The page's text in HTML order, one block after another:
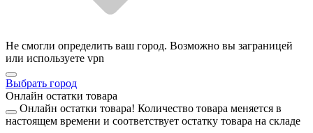
Не смогли определить ваш город. Возможно вы заграницей
или используете vpn
Выбрать город
Онлайн остатки товара
Онлайн остатки товара! Количество товара меняется в
настоящем времени и соответствует остатку товара на складе